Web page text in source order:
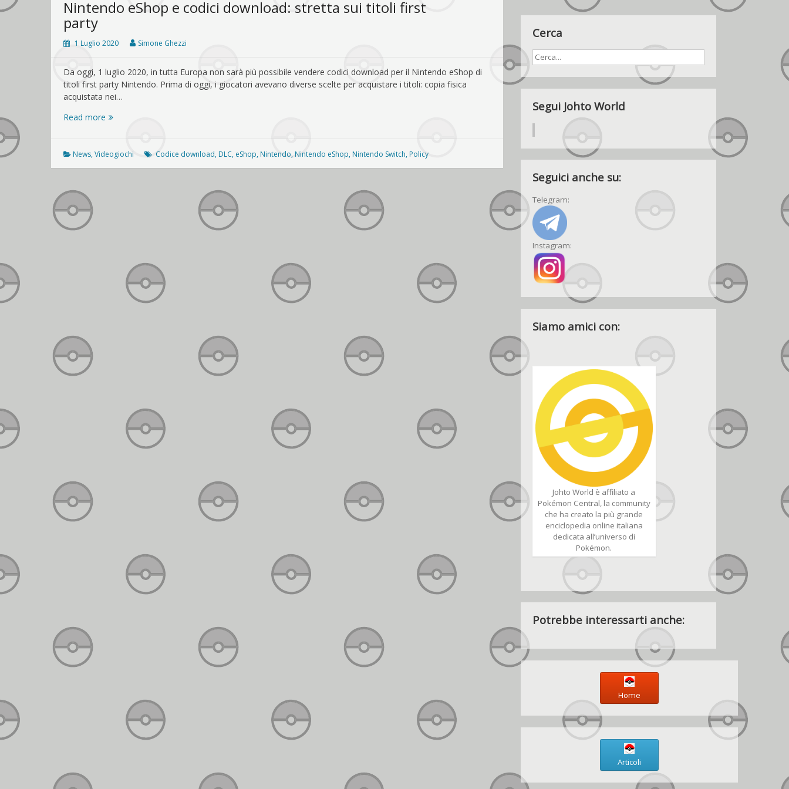
Nintendo eShop e codici download: stretta sui titoli first
party
1 Luglio 2020 Simone Ghezzi
Da oggi, 1 luglio 2020, in tutta Europa non sarà più possibile vendere codici download per il Nintendo eShop di
titoli first party Nintendo. Prima di oggi, i giocatori avevano diverse scelte per acquistare i titoli: copia fisica
acquistata nei…
Read more Nintendo
codici
download:
News,Videogiochi Codice download, DLC, eShop, Nintendo,Nintendo eShop, Nintendo Switch, Policy
Cerca
Segui Johto World
Seguici anche su:
Telegram:
Instagram:
Siamo amici con:
Johto World è affiliato a
Pokémon Central, la community
che ha creato la più grande
enciclopedia online italiana
dedicata all’universo di
Pokémon.
Potrebbe interessarti anche:
Home
Articoli